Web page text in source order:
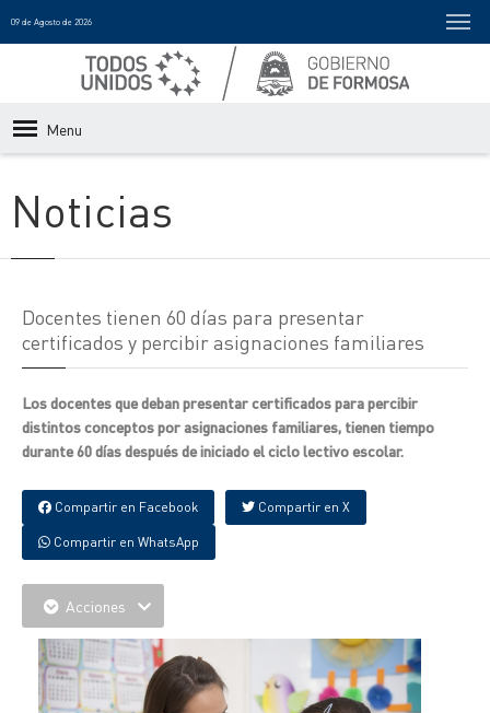
09 de Agosto de 2026
Menu
Noticias
Docentes tienen 60 días para presentar
certificados y percibir asignaciones familiares
Los docentes que deban presentar certificados para percibir
distintos conceptos por asignaciones familiares, tienen tiempo
durante 60 días después de iniciado el ciclo lectivo escolar.
Compartir en Facebook Compartir en X
Compartir en WhatsApp
Acciones